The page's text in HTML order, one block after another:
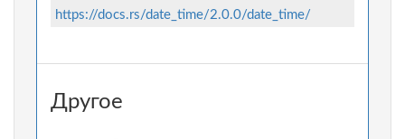
https://docs.rs/date_time/2.0.0/date_time/
Другое